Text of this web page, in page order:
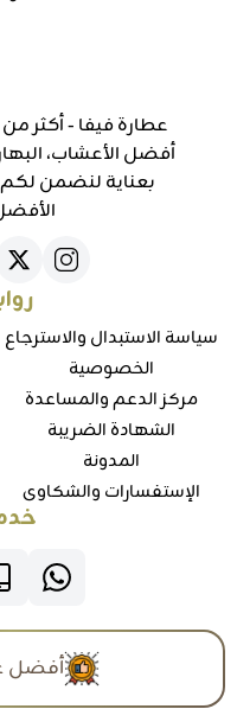
أفضل الأعشاب،
بعناية لنضمن لكم
سياسة الاستبدال والاسترجاع
الخصوصية
مركز الدعم والمساعدة
الشهادة الضريبة
المدونة
الإستفسارات والشكاوي
أفضل